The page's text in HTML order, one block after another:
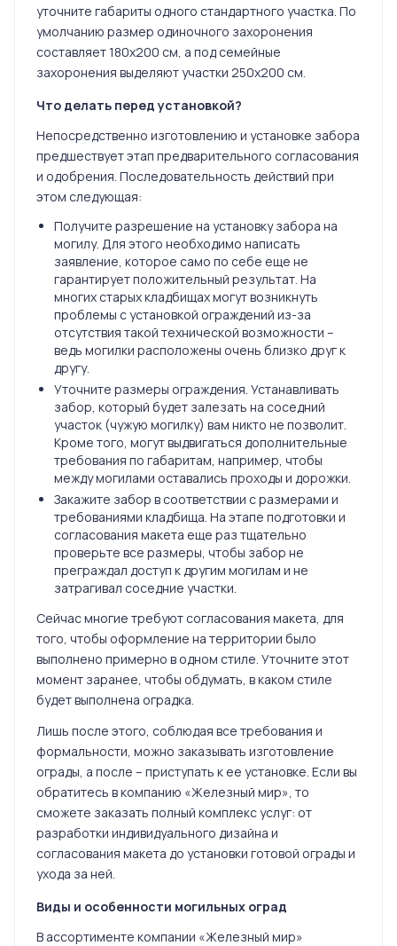
уточните габариты одного стандартного участка. По
умолчанию размер одиночного захоронения
составляет 180х200 см, а под семейные
захоронения выделяют участки 250х200 см.
Что делать перед установкой?
Непосредственно изготовлению и установке забора
предшествует этап предварительного согласования
и одобрения. Последовательность действий при
этом следующая:
Получите разрешение на установку забора на
могилу. Для этого необходимо написать
заявление, которое само по себе еще не
гарантирует положительный результат. На
многих старых кладбищах могут возникнуть
проблемы с установкой ограждений из-за
отсутствия такой технической возможности –
ведь могилки расположены очень близко друг к
другу.
Уточните размеры ограждения. Устанавливать
забор, который будет залезать на соседний
участок (чужую могилку) вам никто не позволит.
Кроме того, могут выдвигаться дополнительные
требования по габаритам, например, чтобы
между могилами оставались проходы и дорожки.
Закажите забор в соответствии с размерами и
требованиями кладбища. На этапе подготовки и
согласования макета еще раз тщательно
проверьте все размеры, чтобы забор не
преграждал доступ к другим могилам и не
затрагивал соседние участки.
Сейчас многие требуют согласования макета, для
того, чтобы оформление на территории было
выполнено примерно в одном стиле. Уточните этот
момент заранее, чтобы обдумать, в каком стиле
будет выполнена оградка.
Лишь после этого, соблюдая все требования и
формальности, можно заказывать изготовление
ограды, а после – приступать к ее установке. Если вы
обратитесь в компанию «Железный мир», то
сможете заказать полный комплекс услуг: от
разработки индивидуального дизайна и
согласования макета до установки готовой ограды и
ухода за ней.
Виды и особенности могильных оград
В ассортименте компании «Железный мир»